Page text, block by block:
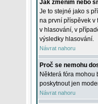
Jak změním nebo
Je to stejné jako s
na první příspěvek v
v hlasování, v
výsledky hlasování.
Návrat nahoru
Proč se nemohu
Některá fóra mohou
poskytnout jen
Návrat nahoru